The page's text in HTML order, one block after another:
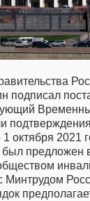
подписал
октября 2021
предложен
Минтрудом